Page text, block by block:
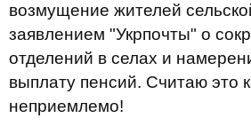
возмущение жителей
заявлением "Укрпочты" о
отделений в селах и
выплату пенсий. Считаю это
неприемлемо!